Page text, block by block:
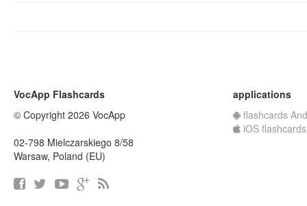
VocApp Flashcards
© Copyright 2026 VocApp
02-798 Mielczarskiego 8/58
Warsaw, Poland (EU)
applications
flashcards
iOS flashcards